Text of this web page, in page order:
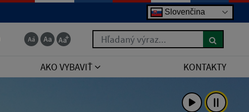
Slovenčina
Hľadaný výraz...
AKO VYBAVIŤ KONTAKTY